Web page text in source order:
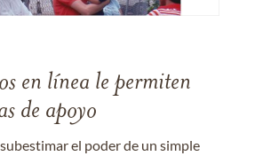
en línea le permiten
de apoyo
el poder de un simple